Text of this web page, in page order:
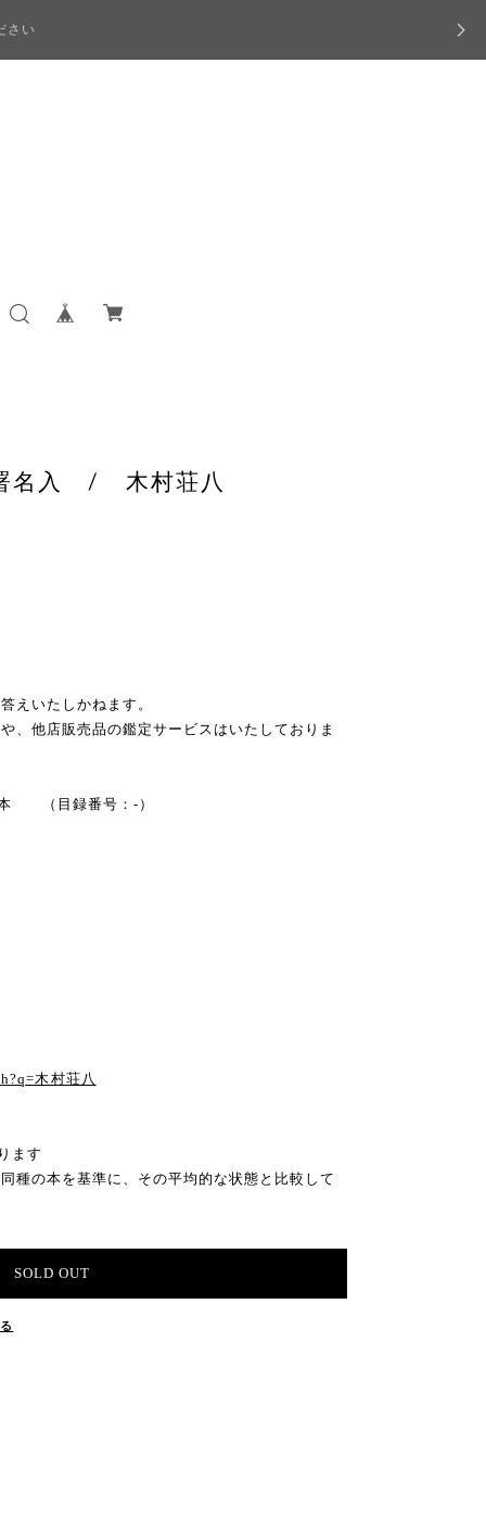
さい
署名入 / 木村荘八
えいたしかねます。
、他店販売品の鑑定サービスはいたしておりま
（目録番号：-）
木村荘八
ます
種の本を基準に、その平均的な状態と比較して
SOLD OUT